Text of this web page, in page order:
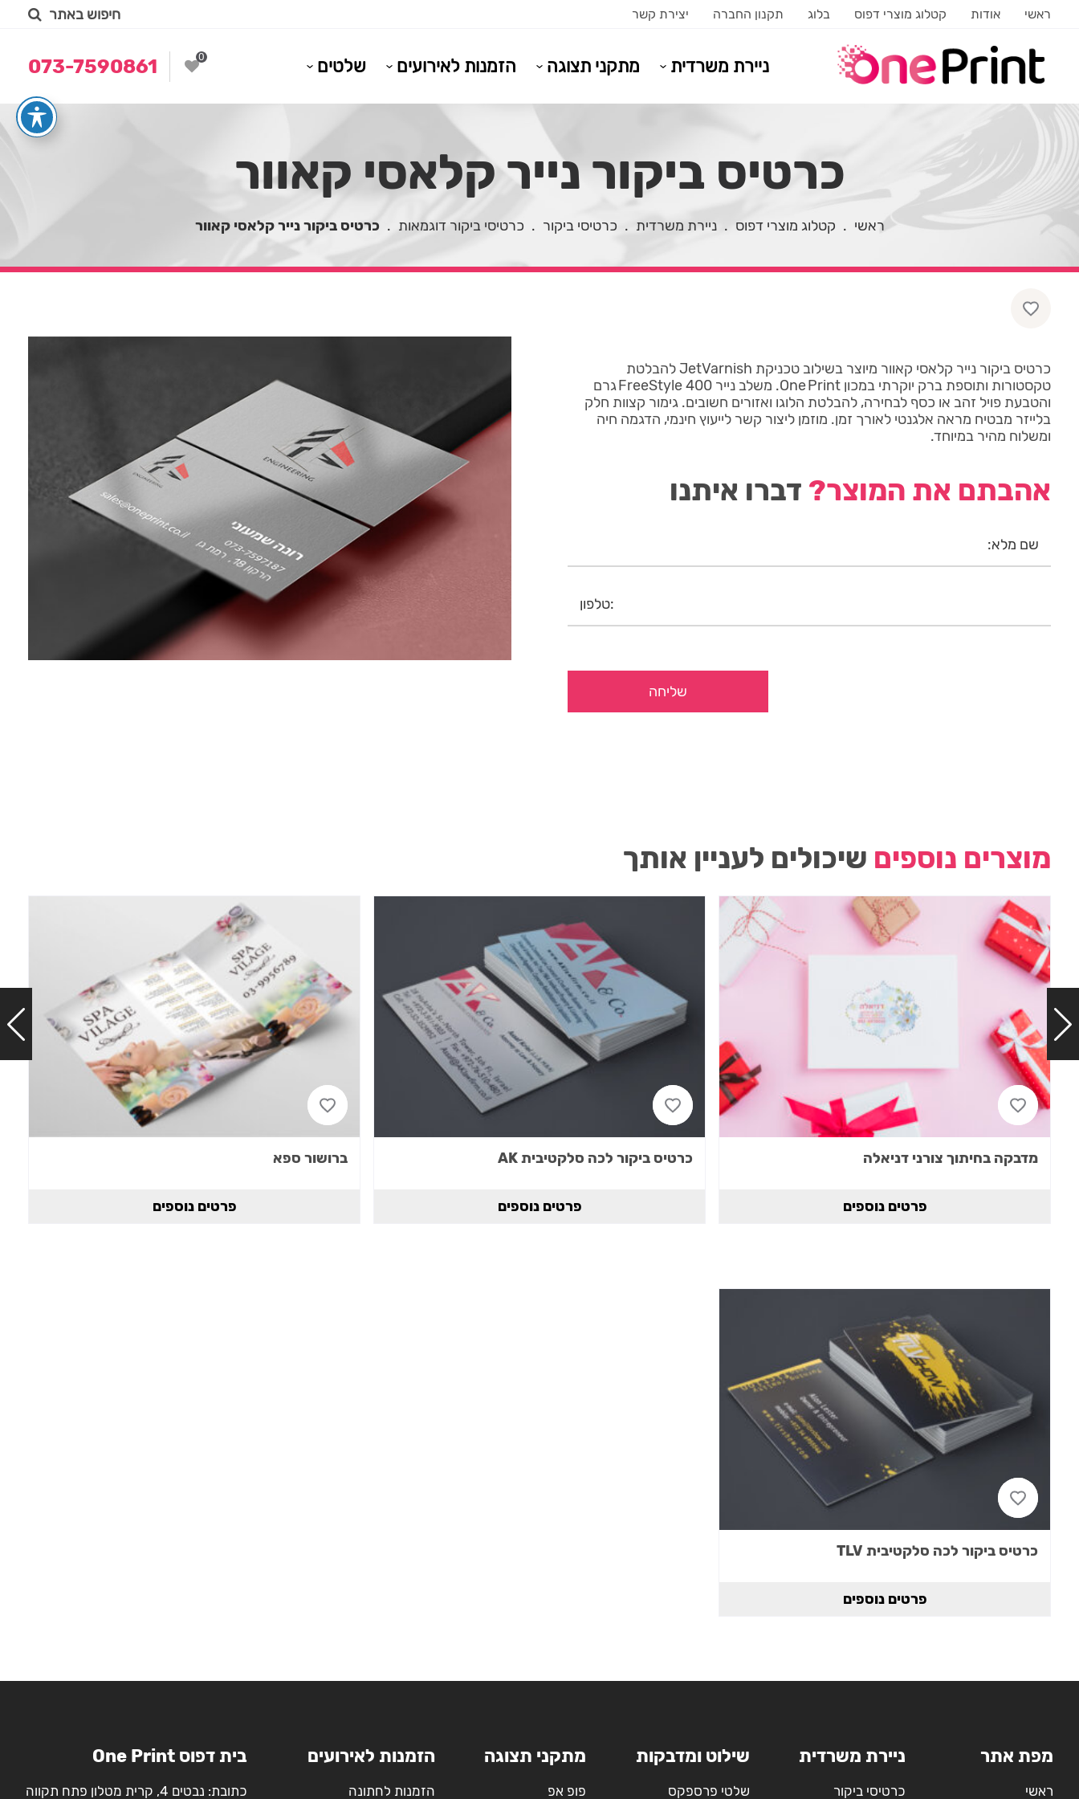
ראשי אודות קטלוג מוצרי דפוס בלוג תקנון החברה יצירת קשר חיפוש באתר
ניירת משרדית מתקני תצוגה הזמנות לאירועים שלטים 0
073-7590861
כרטיס ביקור נייר קלאסי קאוור
ראשי . קטלוג מוצרי דפוס . ניירת משרדית . כרטיסי ביקור . כרטיסי ביקור דוגמאות . כרטיס ביקור נייר קלאסי קאוור
כרטיס ביקור נייר קלאסי קאוור מיוצר בשילוב טכניקת JetVarnish להבלטת
טקסטורות ותוספת ברק יוקרתי במכון One Print. משלב נייר FreeStyle 400 גרם
והטבעת פויל זהב או כסף לבחירה, להבלטת הלוגו ואזורים חשובים. גימור קצוות חלק
בלייזר מבטיח מראה אלגנטי לאורך זמן. מוזמן ליצור קשר לייעוץ חינמי, הדגמה חיה
ומשלוח מהיר במיוחד.
אהבתם את המוצר? דברו איתנו
מוצרים נוספים שיכולים לעניין אותך
מדבקה בחיתוך צורני דניאלה
פרטים נוספים
כרטיס ביקור לכה סלקטיבית AK
פרטים נוספים
ברושור ספא
פרטים נוספים
כרטיס ביקור לכה סלקטיבית TLV
פרטים נוספים
מפת אתר
ראשי
ניירת משרדית
כרטיסי ביקור
שילוט ומדבקות
שלטי פרספקס
מתקני תצוגה
פופ אפ
הזמנות לאירועים
הזמנות לחתונה
בית דפוס One Print
כתובת: נבטים 4, קרית מטלון פתח תקווה